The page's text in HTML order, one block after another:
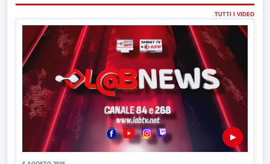
TUTTI I VIDEO
▶